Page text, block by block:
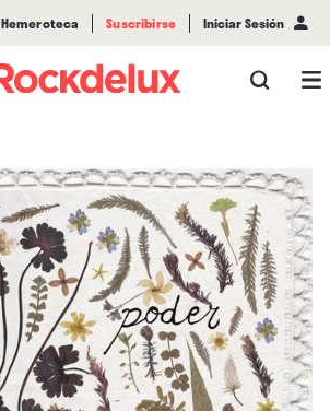
Hemeroteca Suscribirse Iniciar Sesión